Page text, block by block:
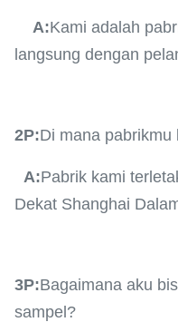
A:Kami adalah
langsung dengan
2P:Di mana pabrikmu
A:Pabrik kami
Dekat Shanghai
3P:Bagaimana aku
sampel?